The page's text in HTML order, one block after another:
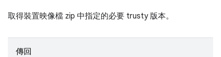
取得裝置映像檔 zip 中指定的必要 trusty 版本。
傳回